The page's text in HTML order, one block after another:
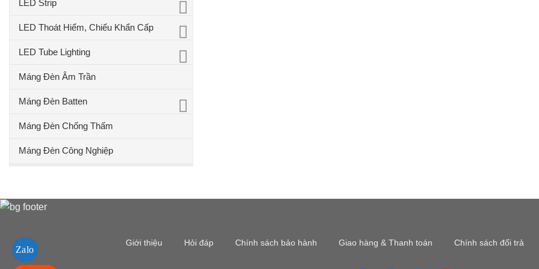
LED Strip
LED Thoát Hiểm, Chiếu Khẩn Cấp
LED Tube Lighting
Máng Đèn Âm Trần
Máng Đèn Batten
Máng Đèn Chống Thấm
Máng Đèn Công Nghiệp
Giới thiệu Hỏi đáp Chính sách bảo hành Giao hàng & Thanh toán Chính sách đổi trả
Zalo